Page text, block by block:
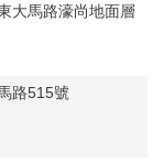
大馬路濠尚地面層
路515號